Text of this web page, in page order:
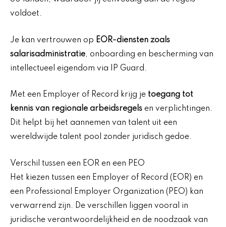
voldoet.
Je kan vertrouwen op EOR-diensten zoals
salarisadministratie, onboarding en bescherming van
intellectueel eigendom via IP Guard.
Met een Employer of Record krijg je toegang tot
kennis van regionale arbeidsregels en verplichtingen.
Dit helpt bij het aannemen van talent uit een
wereldwijde talent pool zonder juridisch gedoe.
Verschil tussen een EOR en een PEO
Het kiezen tussen een Employer of Record (EOR) en
een Professional Employer Organization (PEO) kan
verwarrend zijn. De verschillen liggen vooral in
juridische verantwoordelijkheid en de noodzaak van